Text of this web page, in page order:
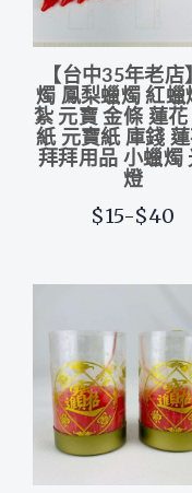
【台中35年老店
燭 鳳梨蠟燭 紅蠟
紮 元寶 金條 蓮花
紙 元寶紙 庫錢
拜拜用品 小蠟燭
燈
$15-$40